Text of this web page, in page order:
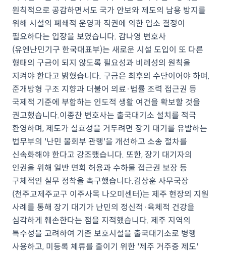
원칙적으로 공감하면서도 국가 안보와 제도의 남용 방지를
위해 시설의 폐쇄적 운영과 직권에 의한 입소 결정이
필요하다는 입장을 보였습니다. 감나영 변호사
(유엔난민기구 한국대표부)는 새로운 시설 도입이 또 다른
형태의 구금이 되지 않도록 필요성과 비례성의 원칙을
지켜야 한다고 밝혔습니다. 구금은 최후의 수단이어야 하며,
준개방형 구조 지향과 더불어 의료·법률 조력 접근권 등
국제적 기준에 부합하는 인도적 생활 여건을 확보할 것을
권고했습니다.이종찬 변호사는 출국대기소 설치를 적극
환영하며, 제도가 실효성을 거두려면 장기 대기를 유발하는
법무부의 '난민 불회부 관행'을 개선하고 소송 절차를
신속화해야 한다고 강조했습니다. 또한, 장기 대기자의
인권을 위해 일반 면회 허용과 수하물 접근권 보장 등
구체적인 실무 정착을 촉구했습니다.김상훈 사무국장
(천주교제주교구 이주사목 나오미센터)는 제주 현장의 지원
사례를 통해 장기 대기가 난민의 정신적·육체적 건강을
심각하게 훼손한다는 점을 지적했습니다. 제주 지역의
특수성을 고려하여 기존 보호시설을 출국대기소로 병행
사용하고, 미등록 체류를 줄이기 위한 '제주 거주증 제도'